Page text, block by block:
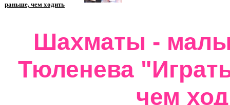
раньше, чем ходить
Шахматы -
Тюленева
чем